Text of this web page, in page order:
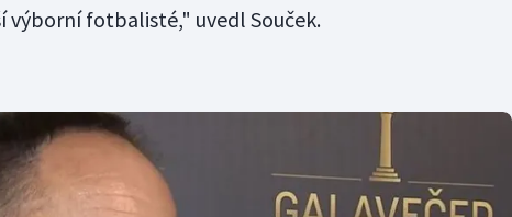
výborní fotbalisté," uvedl Souček.